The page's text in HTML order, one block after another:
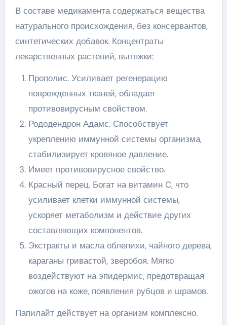
В составе медикамента содержаться вещества
натурального происхождения, без консервантов,
синтетических добавок. Концентраты
лекарственных растений, вытяжки:
Прополис. Усиливает регенерацию
поврежденных тканей, обладает
противовирусным свойством.
Рододендрон Адамс. Способствует
укреплению иммунной системы организма,
стабилизирует кровяное давление.
Имеет противовирусное свойство.
Красный перец. Богат на витамин C, что
усиливает клетки иммунной системы,
ускоряет метаболизм и действие других
составляющих компонентов.
Экстракты и масла облепихи, чайного дерева,
караганы гривастой, зверобоя. Мягко
воздействуют на эпидермис, предотвращая
ожогов на коже, появления рубцов и шрамов.
Папилайт действует на организм комплексно.